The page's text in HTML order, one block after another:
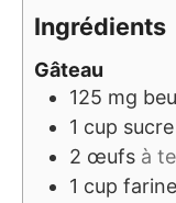
Ingrédients
Gâteau
125 mg
1 cup sucre
2 œufs à
1 cup farine